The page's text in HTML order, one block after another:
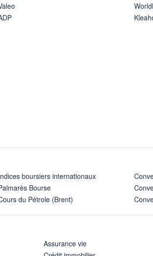
boursiers internationaux
Bourse
du Pétrole (Brent)
Assurance vie